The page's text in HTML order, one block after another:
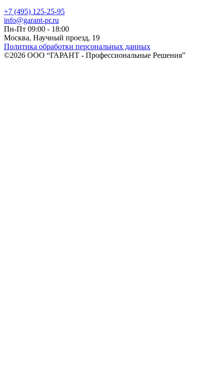
+7 (495) 125‑25‑95
info@garant-pr.ru
Пн-Пт 09:00 - 18:00
Москва, Научный проезд, 19
Политика обработки персональных данных
©2026 ООО “ГАРАНТ - Профессиональные Решения”